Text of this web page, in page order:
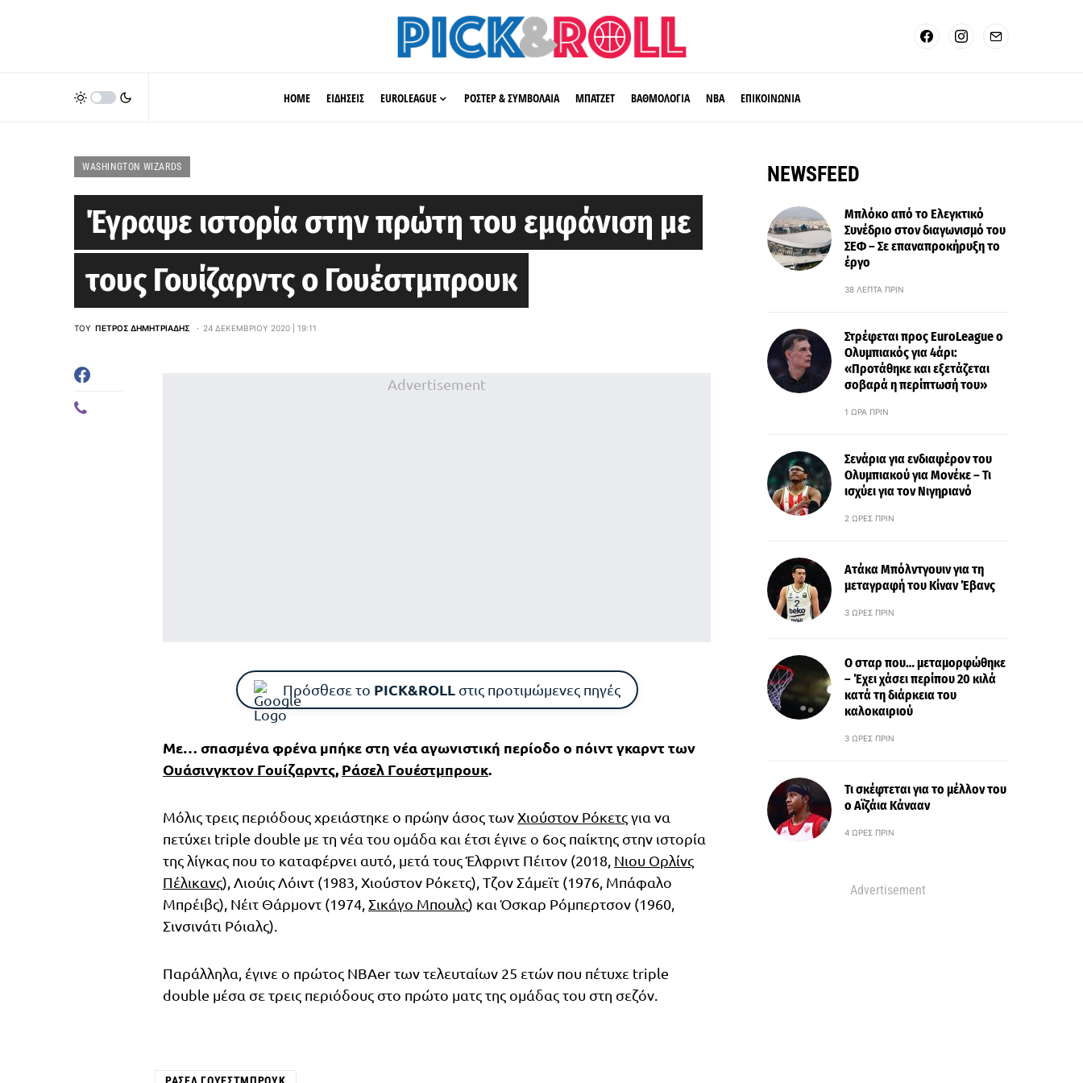
HOME ΕΙΔΗΣΕΙΣ EUROLEAGUE ΡΟΣΤΕΡ & ΣΥΜΒΟΛΑΙΑ ΜΠΑΤΖΕΤ ΒΑΘΜΟΛΟΓΙΑ ΝΒΑ ΕΠΙΚΟΙΝΩΝΙΑ
WASHINGTON WIZARDS
Έγραψε ιστορία στην πρώτη του εμφάνιση με
τους Γουίζαρντς ο Γουέστμπρουκ
ΤΟΥ ΠΈΤΡΟΣ ΔΗΜΗΤΡΙΆΔΗΣ 24 ΔΕΚΕΜΒΡΊΟΥ 2020 | 19:11
Advertisement
Πρόσθεσε το PICK&ROLL στις προτιμώμενες πηγές
Με… σπασμένα φρένα μπήκε στη νέα αγωνιστική περίοδο ο πόιντ γκαρντ των
Ουάσινγκτον Γουίζαρντς, Ράσελ Γουέστμπρουκ.
Μόλις τρεις περιόδους χρειάστηκε ο πρώην άσος τωνΧιούστον Ρόκετςγια να
πετύχει triple double με τη νέα του ομάδα και έτσι έγινε ο 6ος παίκτης στην ιστορία
της λίγκας που το καταφέρνει αυτό, μετά τους Έλφριντ Πέιτον (2018, Νιου Ορλίνς
Πέλικανς), Λιούις Λόιντ (1983, Χιούστον Ρόκετς), Τζον Σάμεϊτ (1976, Μπάφαλο
Μπρέιβς), Νέιτ Θάρμοντ (1974, Σικάγο Μπουλς) και Όσκαρ Ρόμπερτσον (1960,
Σινσινάτι Ρόιαλς).
Παράλληλα, έγινε ο πρώτος NBAer των τελευταίων 25 ετών που πέτυχε triple
double μέσα σε τρεις περιόδους στο πρώτο ματς της ομάδας του στη σεζόν.
NEWSFEED
Μπλόκο από το Ελεγκτικό
Συνέδριο στον διαγωνισμό του
ΣΕΦ – Σε επαναπροκήρυξη το
έργο
38 ΛΕΠΤΆ ΠΡΙΝ
Στρέφεται προς EuroLeague ο
Ολυμπιακός για 4άρι:
«Προτάθηκε και εξετάζεται
σοβαρά η περίπτωσή του»
1 ΏΡΑ ΠΡΙΝ
Σενάρια για ενδιαφέρον του
Ολυμπιακού για Μονέκε – Τι
ισχύει για τον Νιγηριανό
2 ΏΡΕΣ ΠΡΙΝ
Ατάκα Μπόλντγουιν για τη
μεταγραφή του Κίναν Έβανς
3 ΏΡΕΣ ΠΡΙΝ
Ο σταρ που… μεταμορφώθηκε
– Έχει χάσει περίπου 20 κιλά
κατά τη διάρκεια του
καλοκαιριού
3 ΏΡΕΣ ΠΡΙΝ
Τι σκέφτεται για το μέλλον του
ο Αϊζάια Κάνααν
4 ΏΡΕΣ ΠΡΙΝ
Advertisement